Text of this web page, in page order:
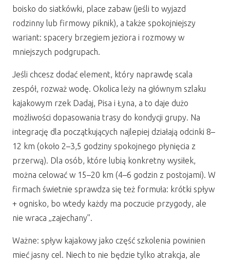
boisko do siatkówki, place zabaw (jeśli to wyjazd
rodzinny lub firmowy piknik), a także spokojniejszy
wariant: spacery brzegiem jeziora i rozmowy w
mniejszych podgrupach.
Jeśli chcesz dodać element, który naprawdę scala
zespół, rozważ wodę. Okolica leży na głównym szlaku
kajakowym rzek Dadaj, Pisa i Łyna, a to daje dużo
możliwości dopasowania trasy do kondycji grupy. Na
integrację dla początkujących najlepiej działają odcinki 8–
12 km (około 2–3,5 godziny spokojnego płynięcia z
przerwą). Dla osób, które lubią konkretny wysiłek,
można celować w 15–20 km (4–6 godzin z postojami). W
firmach świetnie sprawdza się też formuła: krótki spływ
+ ognisko, bo wtedy każdy ma poczucie przygody, ale
nie wraca „zajechany”.
Ważne: spływ kajakowy jako część szkolenia powinien
mieć jasny cel. Niech to nie będzie tylko atrakcja, ale